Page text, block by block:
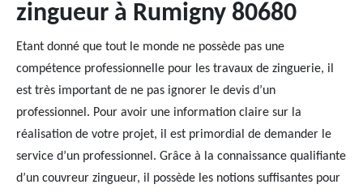
zingueur à Rumigny 80680
Etant donné que tout le monde ne possède pas une
compétence professionnelle pour les travaux de zinguerie, il
est très important de ne pas ignorer le devis d’un
professionnel. Pour avoir une information claire sur la
réalisation de votre projet, il est primordial de demander le
service d’un professionnel. Grâce à la connaissance qualifiante
d’un couvreur zingueur, il possède les notions suffisantes pour